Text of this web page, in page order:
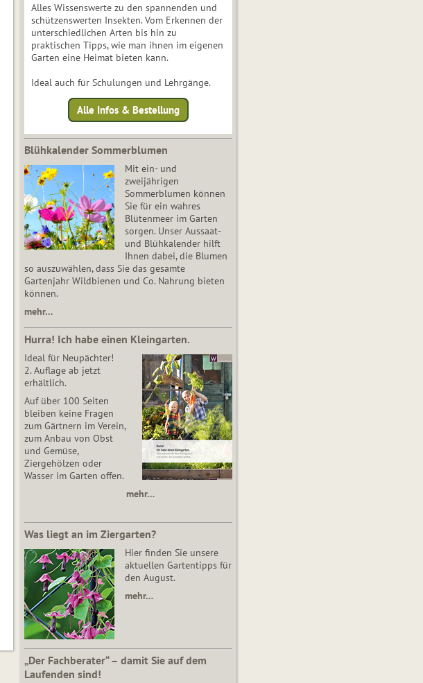
Alles Wissenswerte zu den spannenden und
schützenswerten Insekten. Vom Erkennen der
unterschiedlichen Arten bis hin zu
praktischen Tipps, wie man ihnen im eigenen
Garten eine Heimat bieten kann.
Ideal auch für Schulungen und Lehrgänge.
Alle Infos & Bestellung
Blühkalender Sommerblumen
Mit ein- und
zweijährigen
Sommerblumen können
Sie für ein wahres
Blütenmeer im Garten
sorgen. Unser Aussaat-
und Blühkalender hilft
Ihnen dabei, die Blumen
so auszuwählen, dass Sie das gesamte
Gartenjahr Wildbienen und Co. Nahrung bieten
können.
mehr…
Hurra! Ich habe einen Kleingarten.
Ideal für Neupächter!
2. Auflage ab jetzt
erhältlich.
Auf über 100 Seiten
bleiben keine Fragen
zum Gärtnern im Verein,
zum Anbau von Obst
und Gemüse,
Ziergehölzen oder
Wasser im Garten offen.
mehr…
Was liegt an im Ziergarten?
Hier finden Sie unsere
aktuellen Gartentipps für
den August.
mehr…
„Der Fachberater“ – damit Sie auf dem
Laufenden sind!